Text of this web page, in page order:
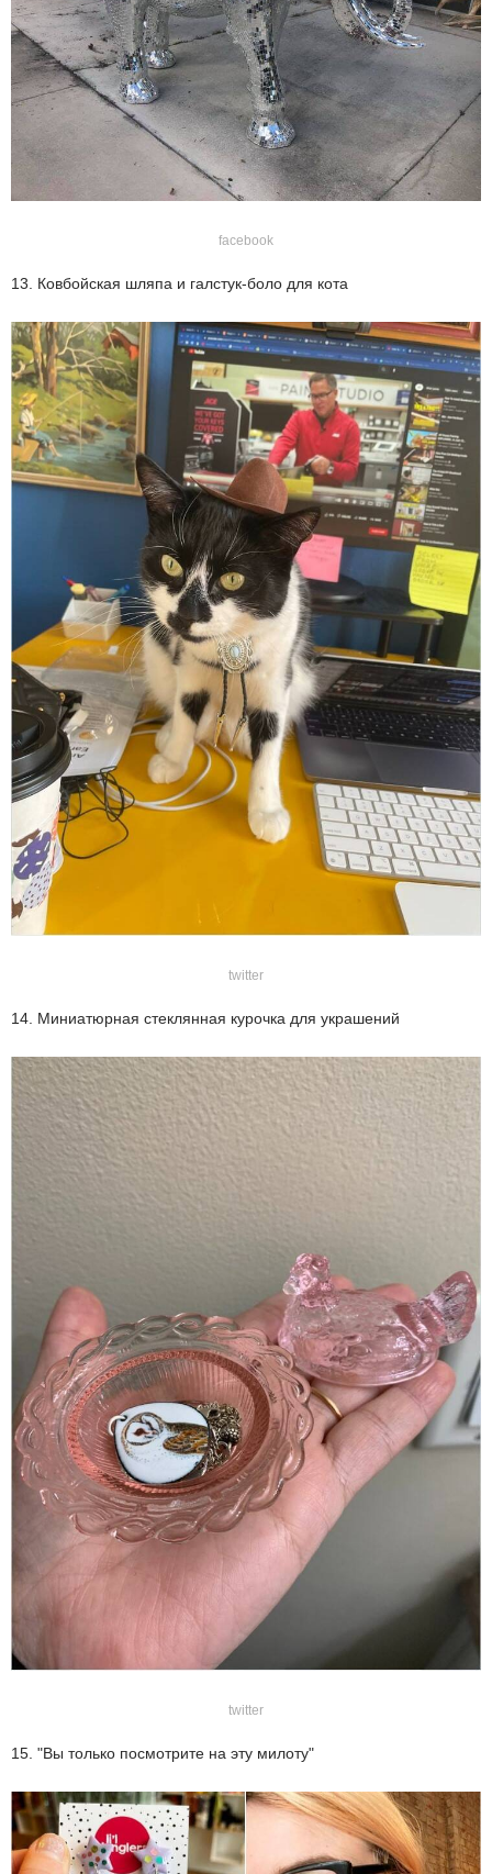
facebook
13. Ковбойская шляпа и галстук-боло для кота
twitter
14. Миниатюрная стеклянная курочка для украшений
twitter
15. "Вы только посмотрите на эту милоту"